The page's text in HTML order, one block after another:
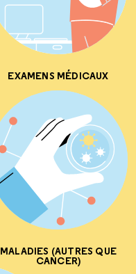
EXAMENS MÉDICAUX
MALADIES (AUTRES QUE
CANCER)